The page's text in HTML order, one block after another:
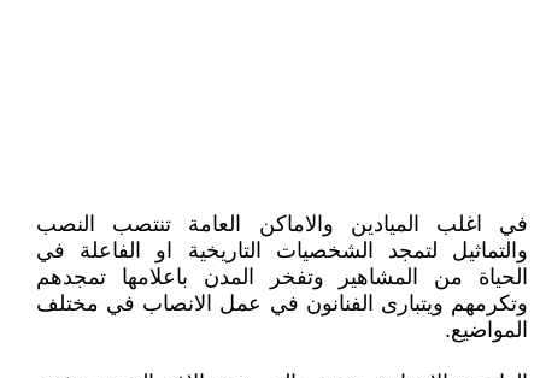
في اغلب الميادين والاماكن العامة تنتصب النصب
والتماثيل لتمجد الشخصيات التاريخية او الفاعلة في
الحياة من المشاهير وتفخر المدن باعلامها تمجدهم
وتكرمهم ويتبارى الفنانون في عمل الانصاب في مختلف
المواضيع.